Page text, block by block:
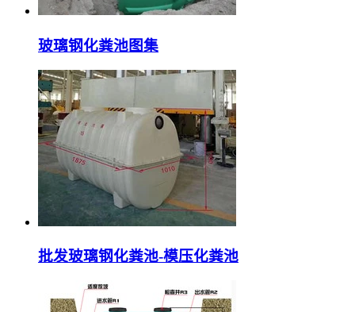
玻璃钢化粪池图集
批发玻璃钢化粪池-模压化粪池